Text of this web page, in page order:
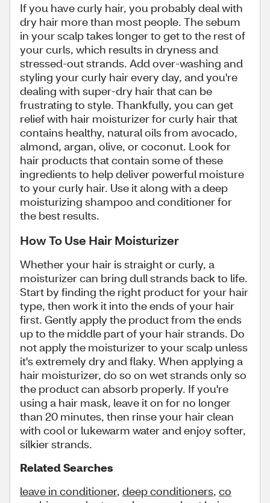
If you have curly hair, you probably deal with
dry hair more than most people. The sebum
in your scalp takes longer to get to the rest of
your curls, which results in dryness and
stressed-out strands. Add over-washing and
styling your curly hair every day, and you're
dealing with super-dry hair that can be
frustrating to style. Thankfully, you can get
relief with hair moisturizer for curly hair that
contains healthy, natural oils from avocado,
almond, argan, olive, or coconut. Look for
hair products that contain some of these
ingredients to help deliver powerful moisture
to your curly hair. Use it along with a deep
moisturizing shampoo and conditioner for
the best results.
How To Use Hair Moisturizer
Whether your hair is straight or curly, a
moisturizer can bring dull strands back to life.
Start by finding the right product for your hair
type, then work it into the ends of your hair
first. Gently apply the product from the ends
up to the middle part of your hair strands. Do
not apply the moisturizer to your scalp unless
it's extremely dry and flaky. When applying a
hair moisturizer, do so on wet strands only so
the product can absorb properly. If you're
using a hair mask, leave it on for no longer
than 20 minutes, then rinse your hair clean
with cool or lukewarm water and enjoy softer,
silkier strands.
Related Searches
leave in conditioner, deep conditioners, co